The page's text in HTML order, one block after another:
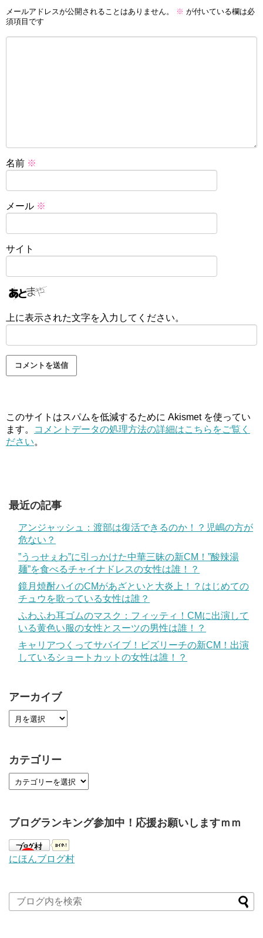
メールアドレスが公開されることはありません。 ※ が付いている欄は必
須項目です
名前 ※
メール ※
サイト
上に表示された文字を入力してください。
このサイトはスパムを低減するために Akismet を使ってい
ます。
コメントデータの処理方法の詳細はこちらをご覧く
ださい。
最近の記事
アンジャッシュ：渡部は復活できるのか！？児嶋の方が
危ない？
”うっせぇわ”に引っかけた中華三昧の新CM！”酸辣湯
麺”を食べるチャイナドレスの女性は誰！？
鏡月焼酎ハイのCMがあざといと大炎上！？はじめての
チュウを歌っている女性は誰？
ふわふわ耳ゴムのマスク：フィッティ！CMに出演して
いる黄色い服の女性とスーツの男性は誰！？
キャリアつくってサバイブ！ビズリーチの新CM！出演
しているショートカットの女性は誰！？
アーカイブ
カテゴリー
ブログランキング参加中！応援お願いしますｍｍ
にほんブログ村